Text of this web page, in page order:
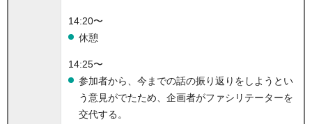
14:20〜
休憩
14:25〜
参加者から、今までの話の振り返りをしようとい
う意見がでたため、企画者がファシリテーターを
交代する。